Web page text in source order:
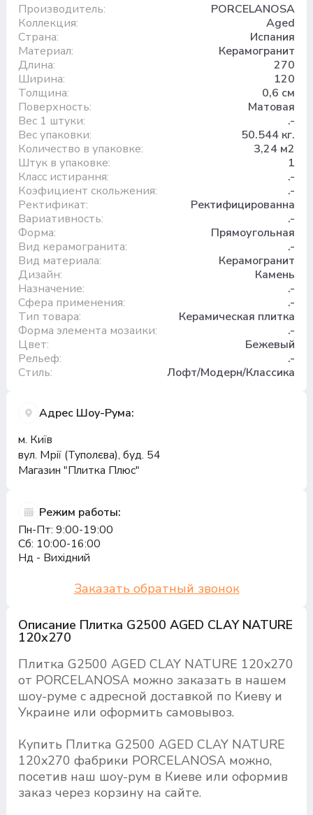
Описание Плитка G2500 AGED CLAY NATURE
120x270
Плитка G2500 AGED CLAY NATURE 120x270
от PORCELANOSA можно заказать в нашем
шоу-руме с адресной доставкой по Киеву и
Украине или оформить самовывоз.
Купить Плитка G2500 AGED CLAY NATURE
120x270 фабрики PORCELANOSA можно,
посетив наш шоу-рум в Киеве или оформив
заказ через корзину на сайте.
Производитель:
PORCELANOSA
Коллекция:
Aged
Страна:
Испания
Материал:
Керамогранит
Длина:
270
Ширина:
120
Толщина:
0,6 см
Поверхность:
Матовая
Вес 1 штуки:
.-
Вес упаковки:
50.544 кг.
Количество в упаковке:
3,24 м2
Штук в упаковке:
1
Класс истирання:
.-
Коэфициент скольжения:
.-
Ректификат:
Ректифицированна
Вариативность:
.-
Форма:
Прямоугольная
Вид керамогранита:
.-
Вид материала:
Керамогранит
Дизайн:
Камень
Назначение:
.-
Сфера применения:
.-
Тип товара:
Керамическая плитка
Форма элемента мозаики:
.-
Цвет:
Бежевый
Рельеф:
.-
Стиль:
Лофт/Модерн/Классика
Адрес Шоу-Рума:
м. Київ
вул. Мрії (Туполєва), буд. 54
Магазин "Плитка Плюс"
Режим работы:
Пн-Пт: 9:00-19:00
Сб: 10:00-16:00
Нд - Вихідний
Заказать обратный звонок